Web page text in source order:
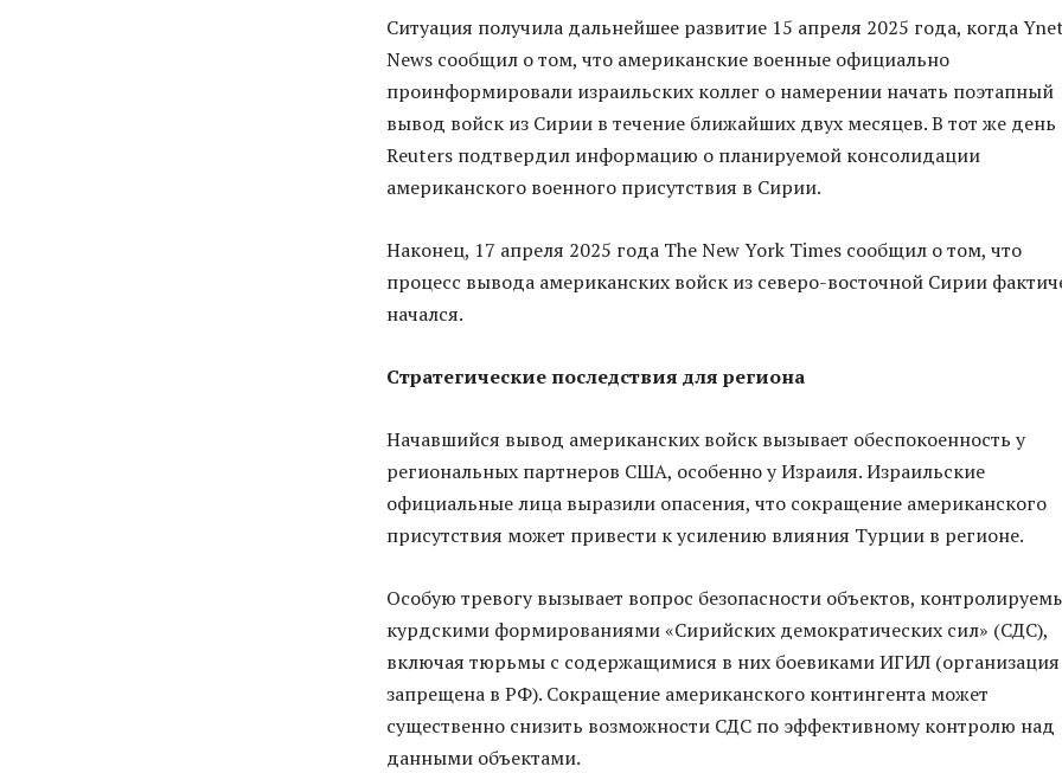
Ситуация получила дальнейшее развитие 15 апреля 2025 года, когда Ynet
News сообщил о том, что американские военные официально
проинформировали израильских коллег о намерении начать поэтапный
вывод войск из Сирии в течение ближайших двух месяцев. В тот же день
Reuters подтвердил информацию о планируемой консолидации
американского военного присутствия в Сирии.
Наконец, 17 апреля 2025 года The New York Times сообщил о том, что
процесс вывода американских войск из северо-восточной Сирии
начался.
Стратегические последствия для региона
Начавшийся вывод американских войск вызывает обеспокоенность у
региональных партнеров США, особенно у Израиля. Израильские
официальные лица выразили опасения, что сокращение американского
присутствия может привести к усилению влияния Турции в регионе.
Особую тревогу вызывает вопрос безопасности объектов,
курдскими формированиями «Сирийских демократических сил» (СДС),
включая тюрьмы с содержащимися в них боевиками ИГИЛ (организация
запрещена в РФ). Сокращение американского контингента может
существенно снизить возможности СДС по эффективному контролю над
данными объектами.